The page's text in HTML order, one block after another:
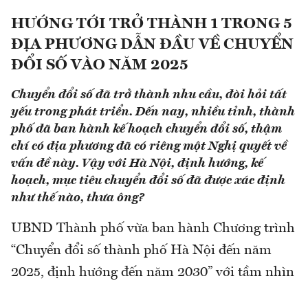
HƯỚNG TỚI TRỞ THÀNH 1 TRONG 5
ĐỊA PHƯƠNG DẪN ĐẦU VỀ CHUYỂN
ĐỔI SỐ VÀO NĂM 2025
Chuyển đổi số đã trở thành nhu cầu, đòi hỏi tất
yếu trong phát triển. Đến nay, nhiều tỉnh, thành
phố đã ban hành kế hoạch chuyển đổi số, thậm
chí có địa phương đã có riêng một Nghị quyết về
vấn đề này. Vậy với Hà Nội, định hướng, kế
hoạch, mục tiêu chuyển đổi số đã được xác định
như thế nào, thưa ông?
UBND Thành phố vừa ban hành Chương trình
“Chuyển đổi số thành phố Hà Nội đến năm
2025, định hướng đến năm 2030” với tầm nhìn